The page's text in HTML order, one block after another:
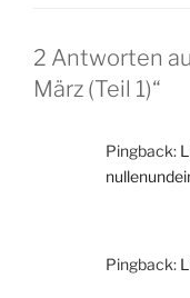
2 Antworten
März (Teil 1)“
Pingback:
Pingback: